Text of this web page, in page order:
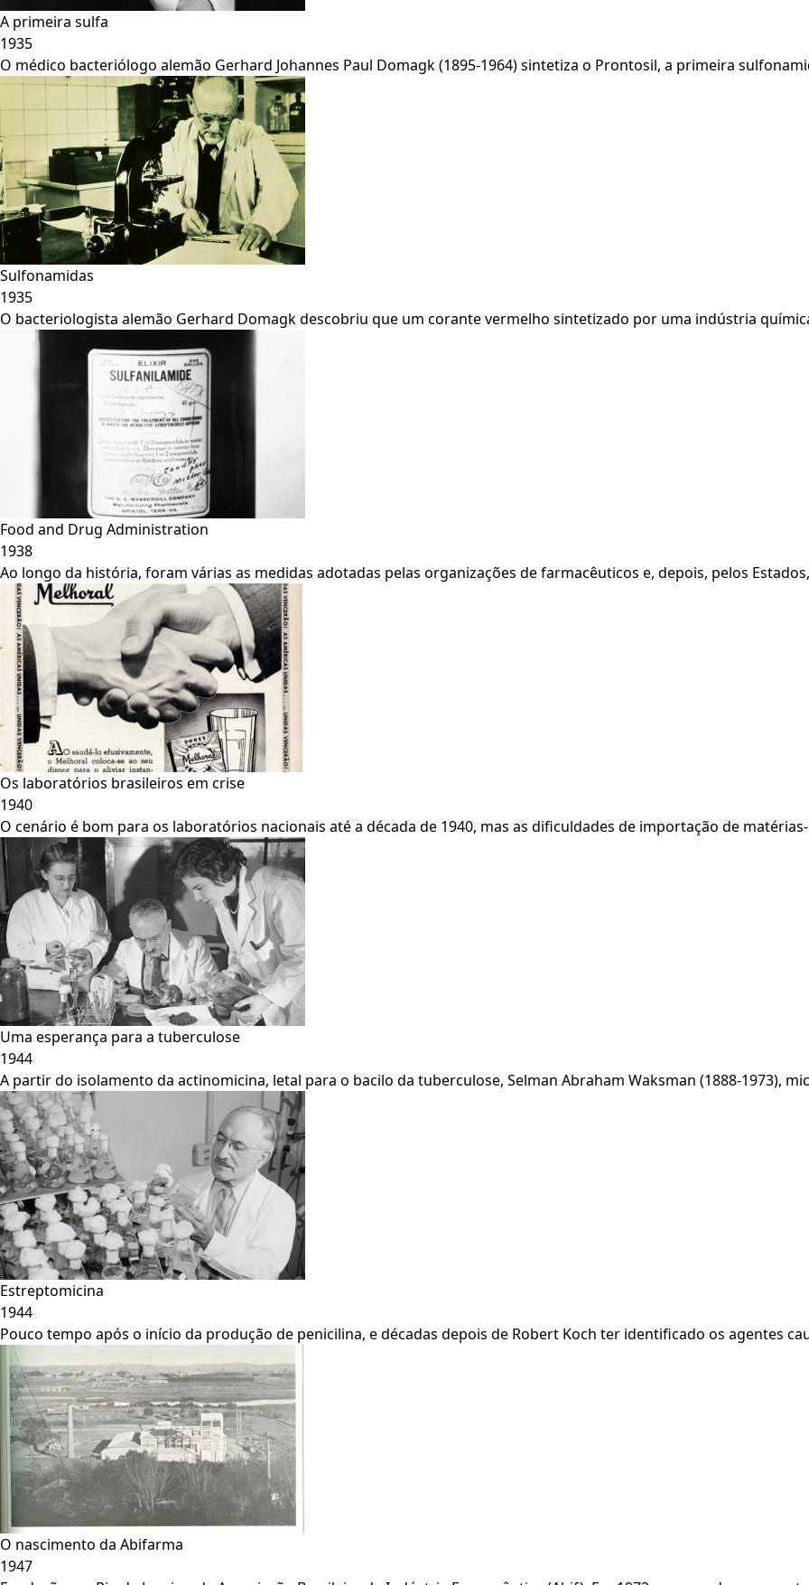
A primeira sulfa
1935
O médico bacteriólogo alemão Gerhard Johannes Paul Domagk (1895-1964) sintetiza o Prontosil, a primeira
Sulfonamidas
1935
O bacteriologista alemão Gerhard Domagk descobriu que um corante vermelho sintetizado por uma indústria
Food and Drug Administration
1938
Ao longo da história, foram várias as medidas adotadas pelas organizações de farmacêuticos e, depois, pelos
Os laboratórios brasileiros em crise
1940
O cenário é bom para os laboratórios nacionais até a década de 1940, mas as dificuldades de importação de
Uma esperança para a tuberculose
1944
A partir do isolamento da actinomicina, letal para o bacilo da tuberculose, Selman Abraham Waksman (1888-1973),
Estreptomicina
1944
Pouco tempo após o início da produção de penicilina, e décadas depois de Robert Koch ter identificado os agentes
O nascimento da Abifarma
1947